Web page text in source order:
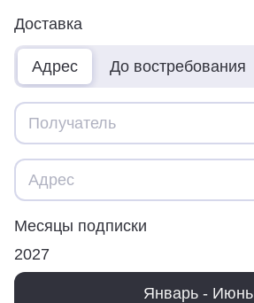
Доставка
Адрес До востребования
Месяцы подписки
2027
Январь - Июнь